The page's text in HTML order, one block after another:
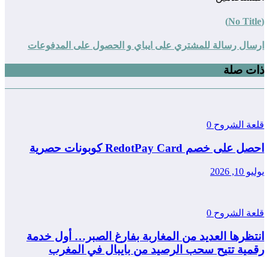
(No Title)
ارسال رسالة للمشتري على ايباي و الحصول على المدفوعات
ذات صلة
قلعة الشروح 0
احصل على خصم RedotPay Card كوبونات حصرية
يوليو 10, 2026
قلعة الشروح 0
انتظرها العديد من المغاربة بفارغ الصبر… أول خدمة
رقمية تتيح سحب الرصيد من بايبال في المغرب